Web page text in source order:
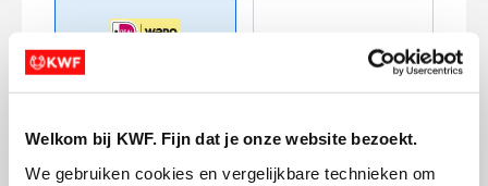
Welkom bij KWF. Fijn dat je onze website bezoekt.
We gebruiken cookies en vergelijkbare technieken om
Creditcard